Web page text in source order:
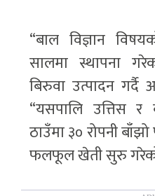
“बाल विज्ञान
सालमा स्थापना
बिरुवा उत्पादन
“यसपालि उत्तिस र
ठाउँमा ३० रोपनी
फलफूल खेती सुरु